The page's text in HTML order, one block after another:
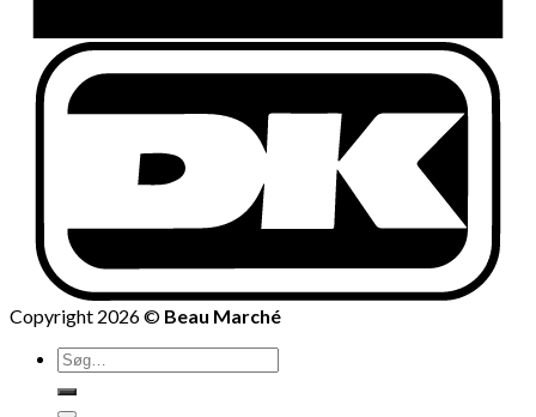
Copyright 2026 © Beau Marché
Søg
efter: